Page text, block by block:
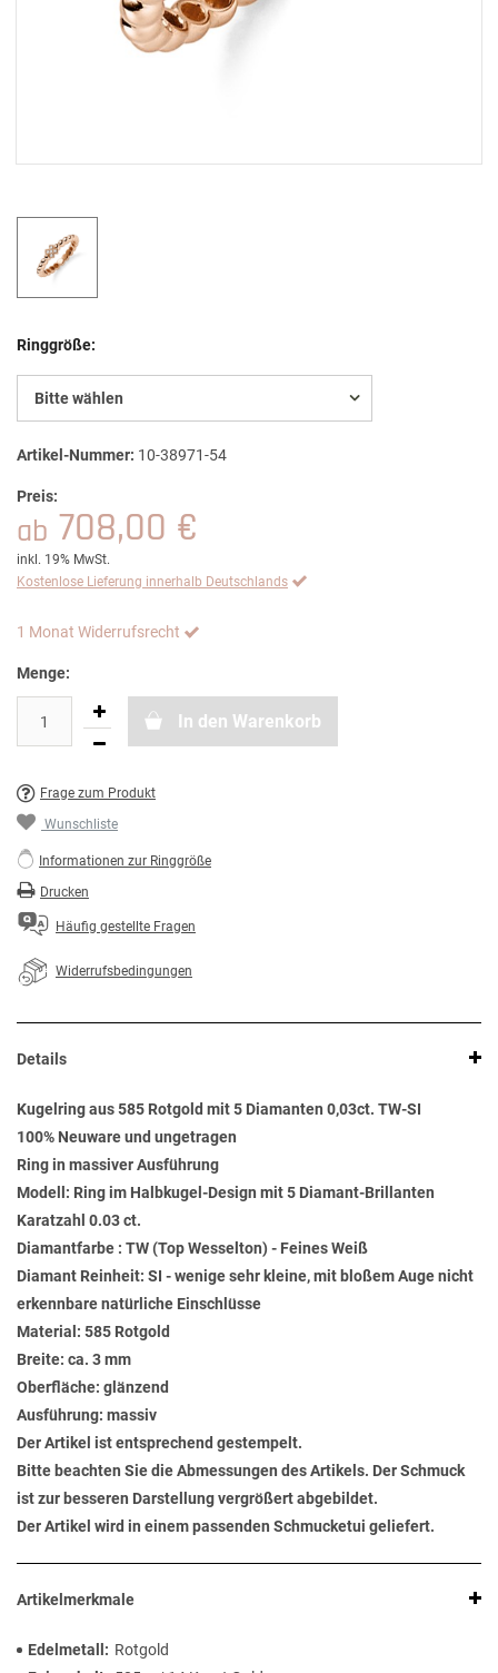
Ringgröße:
Bitte wählen
Artikel-Nummer: 10-38971-54
Preis:
ab 708,00 €
inkl. 19% MwSt.
Kostenlose Lieferung innerhalb Deutschlands
1 Monat Widerrufsrecht
Menge:
In den Warenkorb
Frage zum Produkt
Wunschliste
Informationen zur Ringgröße
Drucken
Häufig gestellte Fragen
Widerrufsbedingungen
Details
Kugelring aus 585 Rotgold mit 5 Diamanten 0,03ct. TW-SI
100% Neuware und ungetragen
Ring in massiver Ausführung
Modell: Ring im Halbkugel-Design mit 5 Diamant-Brillanten
Karatzahl 0.03 ct.
Diamantfarbe : TW (Top Wesselton) - Feines Weiß
Diamant Reinheit: SI - wenige sehr kleine, mit bloßem Auge nicht
erkennbare natürliche Einschlüsse
Material: 585 Rotgold
Breite: ca. 3 mm
Oberfläche: glänzend
Ausführung: massiv
Der Artikel ist entsprechend gestempelt.
Bitte beachten Sie die Abmessungen des Artikels. Der Schmuck
ist zur besseren Darstellung vergrößert abgebildet.
Der Artikel wird in einem passenden Schmucketui geliefert.
Artikelmerkmale
Edelmetall
Rotgold